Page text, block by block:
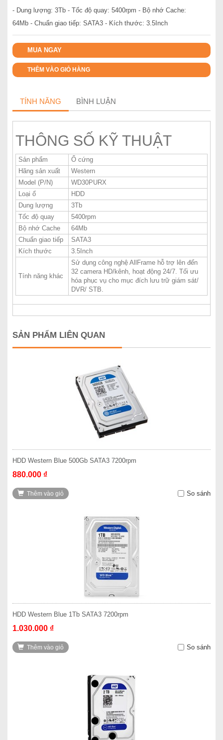
- Dung lượng: 3Tb - Tốc độ quay: 5400rpm - Bộ nhớ Cache:
64Mb - Chuẩn giao tiếp: SATA3 - Kích thước: 3.5Inch
MUA NGAY
THÊM VÀO GIỎ HÀNG
TÍNH NĂNG BÌNH LUẬN
THÔNG SỐ KỸ THUẬT
Sản phẩm
Ổ cứng
Hãng sản xuất
Western
Model (P/N)
WD30PURX
Loại ổ
HDD
Dung lượng
3Tb
Tốc độ quay
5400rpm
Bộ nhớ Cache
64Mb
Chuẩn giao tiếp
SATA3
Kích thước
3.5Inch
Tính năng khác
Sử dụng công nghệ AllFrame hỗ trợ lên đến
32 camera HD/kênh, hoạt động 24/7. Tối ưu
hóa phục vụ cho mục đích lưu trữ giám sát/
DVR/ STB.
SẢN PHẨM LIÊN QUAN
HDD Western Blue 500Gb SATA3 7200rpm
880.000 ₫
Thêm vào giỏ So sánh
HDD Western Blue 1Tb SATA3 7200rpm
1.030.000 ₫
Thêm vào giỏ So sánh